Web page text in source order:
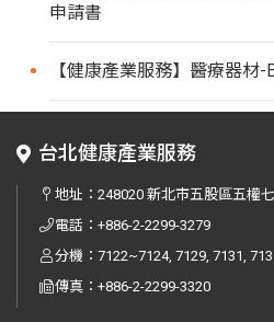
申請書
【健康產業服務】醫療器材
台北健康產業服務
地址：248020 新北市五股區五權
電話：+886-2-2299-3279
分機：7122~7124, 7129, 7131,
傳真：+886-2-2299-3320